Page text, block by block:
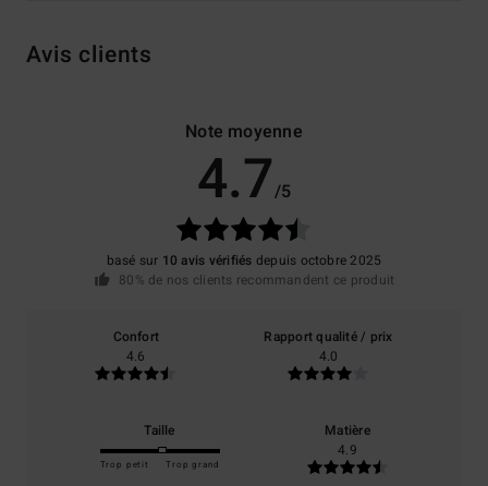
Avis clients
Note moyenne
4.7/5
basé sur 10 avis vérifiés depuis octobre 2025
80% de nos clients recommandent ce produit
Confort
4.6
Rapport qualité / prix
4.0
Taille
Trop petit Trop grand
Matière
4.9